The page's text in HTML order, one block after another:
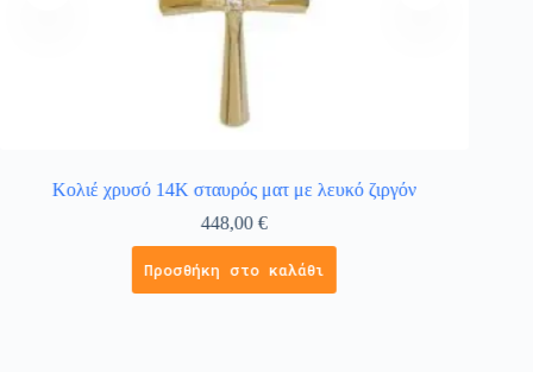
Κολιέ χρυσό 14Κ σταυρός ματ με λευκό ζιργόν
448,00€
Προσθήκη στο καλάθι